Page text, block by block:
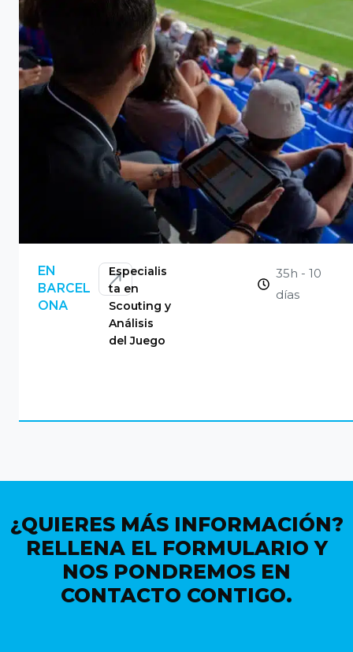
EN
BARCEL
ONA
Especialis
ta en
Scouting y
Análisis
del Juego
35h - 10
días
¿QUIERES MÁS INFORMACIÓN?
RELLENA EL FORMULARIO Y
NOS PONDREMOS EN
CONTACTO CONTIGO.